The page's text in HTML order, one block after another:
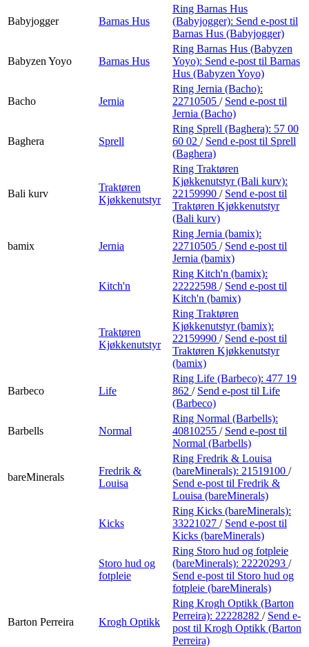
Babyjogger Barnas Hus
Ring Barnas Hus
(Babyjogger): Send e-post til
Barnas Hus (Babyjogger)
Babyzen Yoyo Barnas Hus
Ring Barnas Hus (Babyzen
Yoyo): Send e-post til Barnas
Hus (Babyzen Yoyo)
Bacho Jernia
Ring Jernia (Bacho):
22710505 / Send e-post til
Jernia (Bacho)
Baghera Sprell
Ring Sprell (Baghera): 57 00
60 02 / Send e-post til Sprell
(Baghera)
Bali kurv
Traktøren
Kjøkkenutstyr
Ring Traktøren
Kjøkkenutstyr (Bali kurv):
22159990 / Send e-post til
Traktøren Kjøkkenutstyr
(Bali kurv)
bamix Jernia
Ring Jernia (bamix):
22710505 / Send e-post til
Jernia (bamix)
Kitch'n
Ring Kitch'n (bamix):
22222598 / Send e-post til
Kitch'n (bamix)
Traktøren
Kjøkkenutstyr
Ring Traktøren
Kjøkkenutstyr (bamix):
22159990 / Send e-post til
Traktøren Kjøkkenutstyr
(bamix)
Barbeco Life
Ring Life (Barbeco): 477 19
862 / Send e-post til Life
(Barbeco)
Barbells Normal
Ring Normal (Barbells):
40810255 / Send e-post til
Normal (Barbells)
bareMinerals
Fredrik &
Louisa
Ring Fredrik & Louisa
(bareMinerals): 21519100 /
Send e-post til Fredrik &
Louisa (bareMinerals)
Kicks
Ring Kicks (bareMinerals):
33221027 / Send e-post til
Kicks (bareMinerals)
Storo hud og
fotpleie
Ring Storo hud og fotpleie
(bareMinerals): 22220293 /
Send e-post til Storo hud og
fotpleie (bareMinerals)
Barton Perreira Krogh Optikk
Ring Krogh Optikk (Barton
Perreira): 22228282 / Send e-
post til Krogh Optikk (Barton
Perreira)